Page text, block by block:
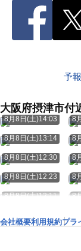
予
大阪府摂津市付
8月8日(土)14:03 8
8月8日(土)13:14 8
8月8日(土)12:30 8
8月8日(土)12:23 8
8月8日(土)12:11 8
会社概要利用規約プラ